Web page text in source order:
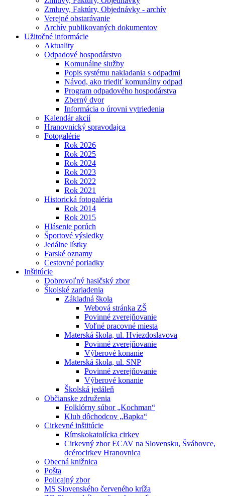
Zmluvy, Faktúry, Objednávky - archív
Verejné obstarávanie
Archív publikovaných dokumentov
Užitočné informácie
Aktuality
Odpadové hospodárstvo
Komunálne služby
Popis systému nakladania s odpadmi
Návod, ako triediť komunálny odpad
Program odpadového hospodárstva
Zberný dvor
Informácia o úrovni vytriedenia
Kalendár akcií
Hranovnický spravodajca
Fotogalérie
Rok 2026
Rok 2025
Rok 2024
Rok 2023
Rok 2022
Rok 2021
Historická fotogaléria
Rok 2014
Rok 2015
Hlásenie porúch
Športové výsledky
Jedálne lístky
Farské oznamy
Cestovné poriadky
Inštitúcie
Dobrovoľný hasičský zbor
Školské zariadenia
Základná škola
Webová stránka ZŠ
Povinné zverejňovanie
Voľné pracovné miesta
Materská škola, ul. Hviezdoslavova
Povinné zverejňovanie
Výberové konanie
Materská škola, ul. SNP
Povinné zverejňovanie
Výberové konanie
Školská jedáleň
Občianske združenia
Folklórny súbor „Kochman“
Klub dôchodcov „Bapka“
Cirkevné inštitúcie
Rímskokatolícka cirkev
Cirkevný zbor ECAV na Slovensku, Švábovce,
dcérocirkev Hranovnica
Obecná knižnica
Pošta
Policajný zbor
MS Slovenského červeného kríža